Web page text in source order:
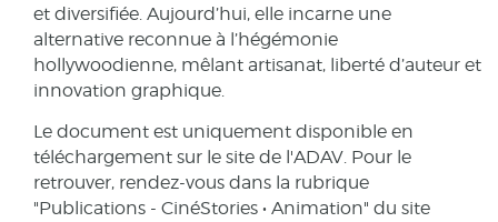
et diversifiée. Aujourd’hui, elle incarne une
alternative reconnue à l’hégémonie
hollywoodienne, mêlant artisanat, liberté d’auteur et
innovation graphique.
Le document est uniquement disponible en
téléchargement sur le site de l'ADAV. Pour le
retrouver, rendez-vous dans la rubrique
"Publications - CinéStories • Animation" du site